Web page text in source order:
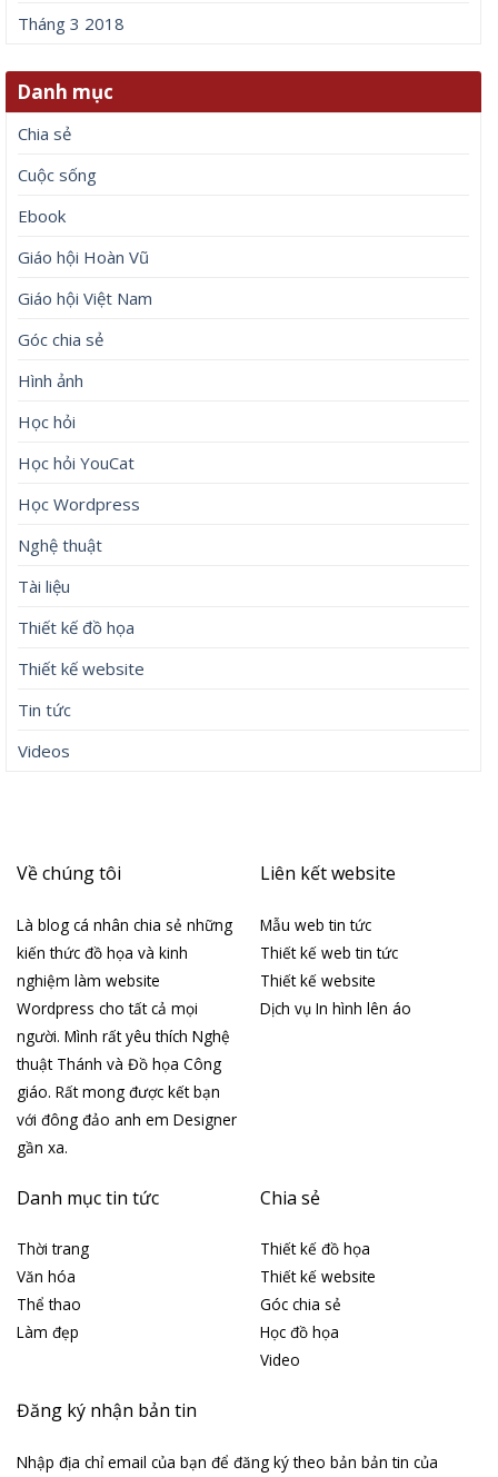
Tháng 3 2018
Danh mục
Chia sẻ
Cuộc sống
Ebook
Giáo hội Hoàn Vũ
Giáo hội Việt Nam
Góc chia sẻ
Hình ảnh
Học hỏi
Học hỏi YouCat
Học Wordpress
Nghệ thuật
Tài liệu
Thiết kế đồ họa
Thiết kế website
Tin tức
Videos
Về chúng tôi
Là blog cá nhân chia sẻ những
kiến thức đồ họa và kinh
nghiệm làm website
Wordpress cho tất cả mọi
người. Mình rất yêu thích Nghệ
thuật Thánh và Đồ họa Công
giáo. Rất mong được kết bạn
với đông đảo anh em Designer
gần xa.
Liên kết website
Mẫu web tin tức
Thiết kế web tin tức
Thiết kế website
Dịch vụ In hình lên áo
Danh mục tin tức
Thời trang
Văn hóa
Thể thao
Làm đẹp
Chia sẻ
Thiết kế đồ họa
Thiết kế website
Góc chia sẻ
Học đồ họa
Video
Đăng ký nhận bản tin
Nhập địa chỉ email của bạn để đăng ký theo bản bản tin của